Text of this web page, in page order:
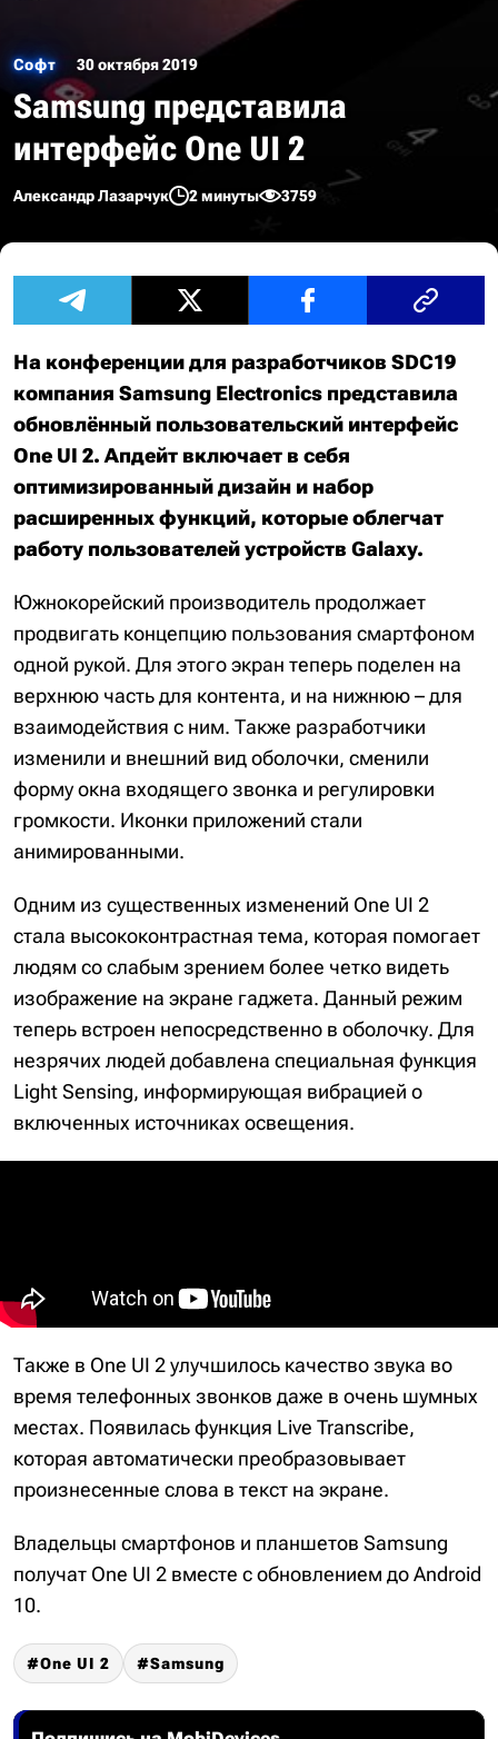
Софт 30 октября 2019
Samsung представила
интерфейс One UI 2
Александр Лазарчук 2 минуты 3759
На конференции для разработчиков SDC19
компания Samsung Electronics представила
обновлённый пользовательский интерфейс
One UI 2. Апдейт включает в себя
оптимизированный дизайн и набор
расширенных функций, которые облегчат
работу пользователей устройств Galaxy.
Южнокорейский производитель продолжает
продвигать концепцию пользования смартфоном
одной рукой. Для этого экран теперь поделен на
верхнюю часть для контента, и на нижнюю – для
взаимодействия с ним. Также разработчики
изменили и внешний вид оболочки, сменили
форму окна входящего звонка и регулировки
громкости. Иконки приложений стали
анимированными.
Одним из существенных изменений One UI 2
стала высококонтрастная тема, которая помогает
людям со слабым зрением более четко видеть
изображение на экране гаджета. Данный режим
теперь встроен непосредственно в оболочку. Для
незрячих людей добавлена специальная функция
Light Sensing, информирующая вибрацией о
включенных источниках освещения.
Также в One UI 2 улучшилось качество звука во
время телефонных звонков даже в очень шумных
местах. Появилась функция Live Transcribe,
которая автоматически преобразовывает
произнесенные слова в текст на экране.
Владельцы смартфонов и планшетов Samsung
получат One UI 2 вместе с обновлением до Android
10.
One UI 2 Samsung